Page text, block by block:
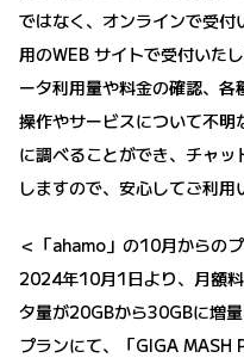
ではなく、オンラインで受
用のWEB サイトで受付いた
ータ利用量や料金の確認、各
操作やサービスについて不明
に調べることができ、チャ
しますので、安心してご利用
＜「ahamo」の10月からの
2024年10月1日より、月額
タ量が20GBから30GBに増
プランにて、「GIGA MASH